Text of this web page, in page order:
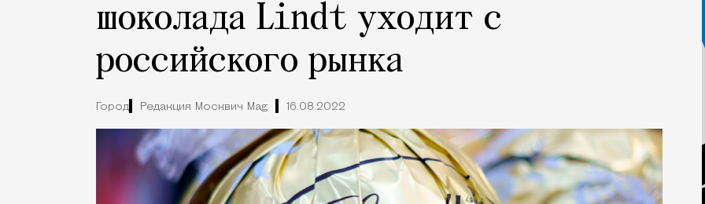
шоколада Lindt уходит с
российского рынка
Город Редакция Москвич Mag 16.08.2022